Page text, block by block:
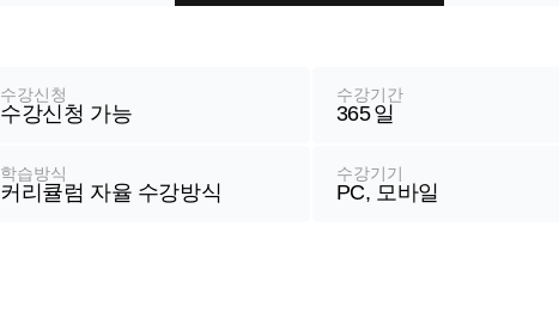
수강신청
수강신청 가능
수강기간
365일
학습방식
커리큘럼 자율 수강방식
수강기기
PC, 모바일